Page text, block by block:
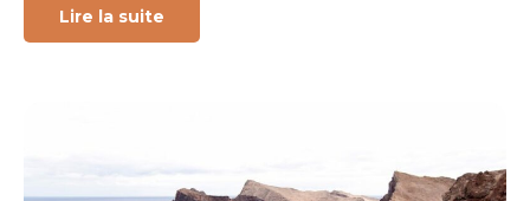
Lire la suite